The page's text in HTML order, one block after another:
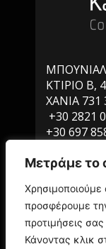
Μετράμε το
προσφέρουμε
προτιμήσεις
Κάνοντας κλικ
ΚΤΙΡΙΟ
ΧΑΝΙΑ 731
+30 2821
+30 697